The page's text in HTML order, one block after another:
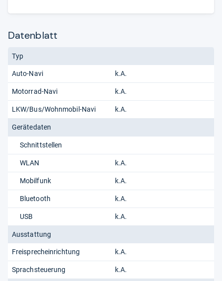
Datenblatt
Typ
Auto-Navi k.A.
Motorrad-Navi k.A.
LKW/Bus/Wohnmobil-Navi k.A.
Gerätedaten
Schnittstellen
WLAN k.A.
Mobilfunk k.A.
Bluetooth k.A.
USB k.A.
Ausstattung
Freisprecheinrichtung k.A.
Sprachsteuerung k.A.